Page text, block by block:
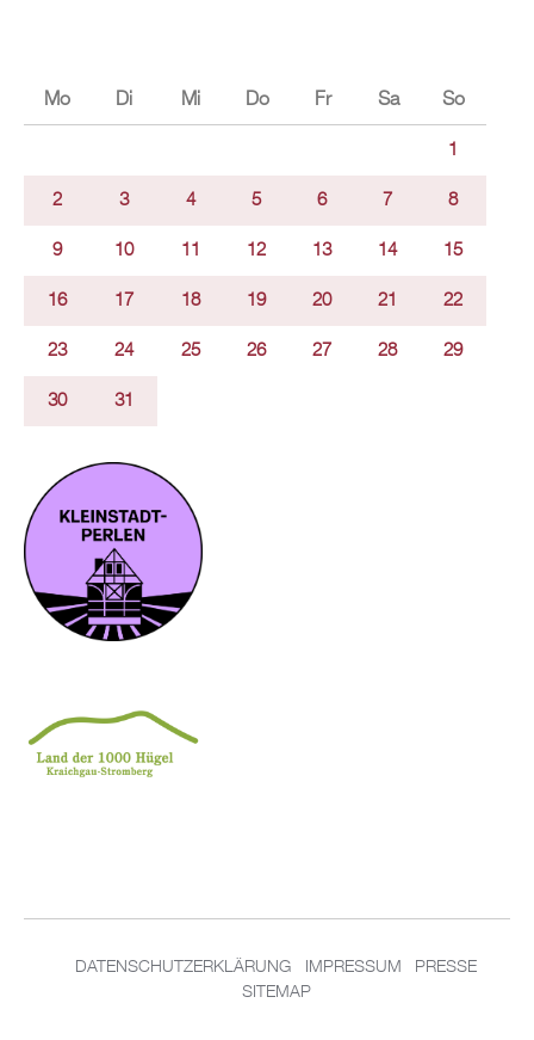
Mo Di Mi Do Fr Sa So
1
2 3 4 5 6 7 8
9 10 11 12 13 14 15
16 17 18 19 20 21 22
23 24 25 26 27 28 29
30 31
DATENSCHUTZERKLÄRUNG IMPRESSUM
PRESSE
SITEMAP